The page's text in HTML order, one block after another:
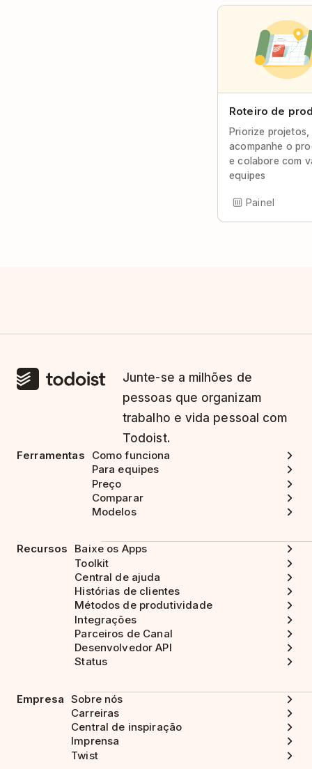
Roteiro de
Priorize projetos,
acompanhe o
e colabore com
equipes
Painel
Junte-se a milhões de
pessoas que organizam
trabalho e vida pessoal com
Todoist.
Ferramentas
Como funciona
Para equipes
Preço
Comparar
Modelos
Recursos
Baixe os Apps
Toolkit
Central de ajuda
Histórias de clientes
Métodos de produtividade
Integrações
Parceiros de Canal
Desenvolvedor API
Status
Empresa Sobre nós
Carreiras
Central de inspiração
Imprensa
Twist